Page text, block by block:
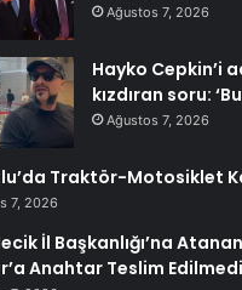
Ağustos 7, 2026
Hayko Cepkin’i
kızdıran soru:
Ağustos 7, 2026
Traktör-Motosiklet
7, 2026
İl Başkanlığı’na Atanan
Anahtar Teslim Edilmedi